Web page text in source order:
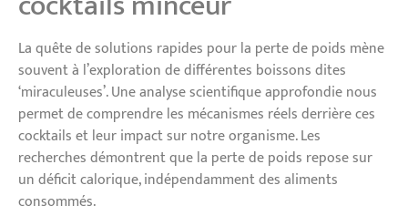
La quête de solutions rapides pour la perte de poids mène
souvent à l’exploration de différentes boissons dites
‘miraculeuses’. Une analyse scientifique approfondie nous
permet de comprendre les mécanismes réels derrière ces
cocktails et leur impact sur notre organisme. Les
recherches démontrent que la perte de poids repose sur
un déficit calorique, indépendamment des aliments
consommés.